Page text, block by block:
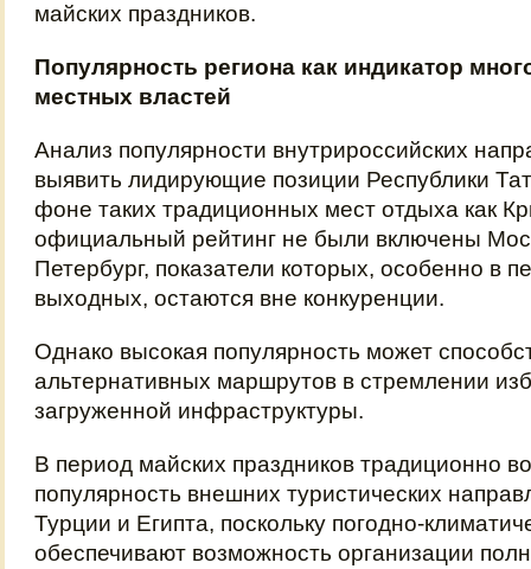
майских праздников.
Популярность региона как индикатор
местных властей
Анализ популярности внутрироссийских
выявить лидирующие позиции Республики
фоне таких традиционных мест отдыха как
официальный рейтинг не были включены
Петербург, показатели которых, особенно в
выходных, остаются вне конкуренции.
Однако высокая популярность может
альтернативных маршрутов в стремлении
загруженной инфраструктуры.
В период майских праздников традиционно
популярность внешних туристических
Турции и Египта, поскольку погодно-
обеспечивают возможность организации